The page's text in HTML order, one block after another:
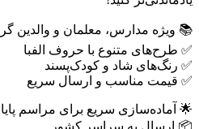
📚 ویژه مدارس، معلمان و والدین
✅ طرح‌های متنوع با حروف الفبا
✅ رنگ‌های شاد و کودک‌پسند
✅ قیمت مناسب و ارسال سریع
🌟 آماده‌سازی سریع برای مراسم